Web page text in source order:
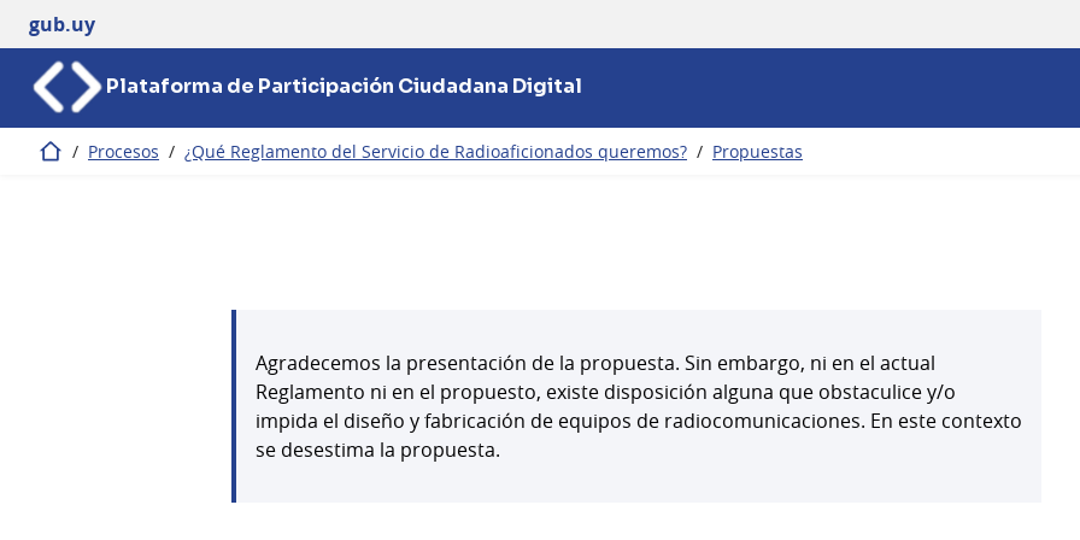
gub.uy
Plataforma de Participación Ciudadana Digital
Inicio / Procesos / ¿Qué Reglamento del Servicio de Radioaficionados queremos? / Propuestas
Agradecemos la presentación de la propuesta. Sin embargo, ni en el actual
Reglamento ni en el propuesto, existe disposición alguna que obstaculice y/o
impida el diseño y fabricación de equipos de radiocomunicaciones. En este contexto
se desestima la propuesta.